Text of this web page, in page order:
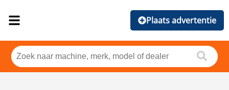
Plaats advertentie